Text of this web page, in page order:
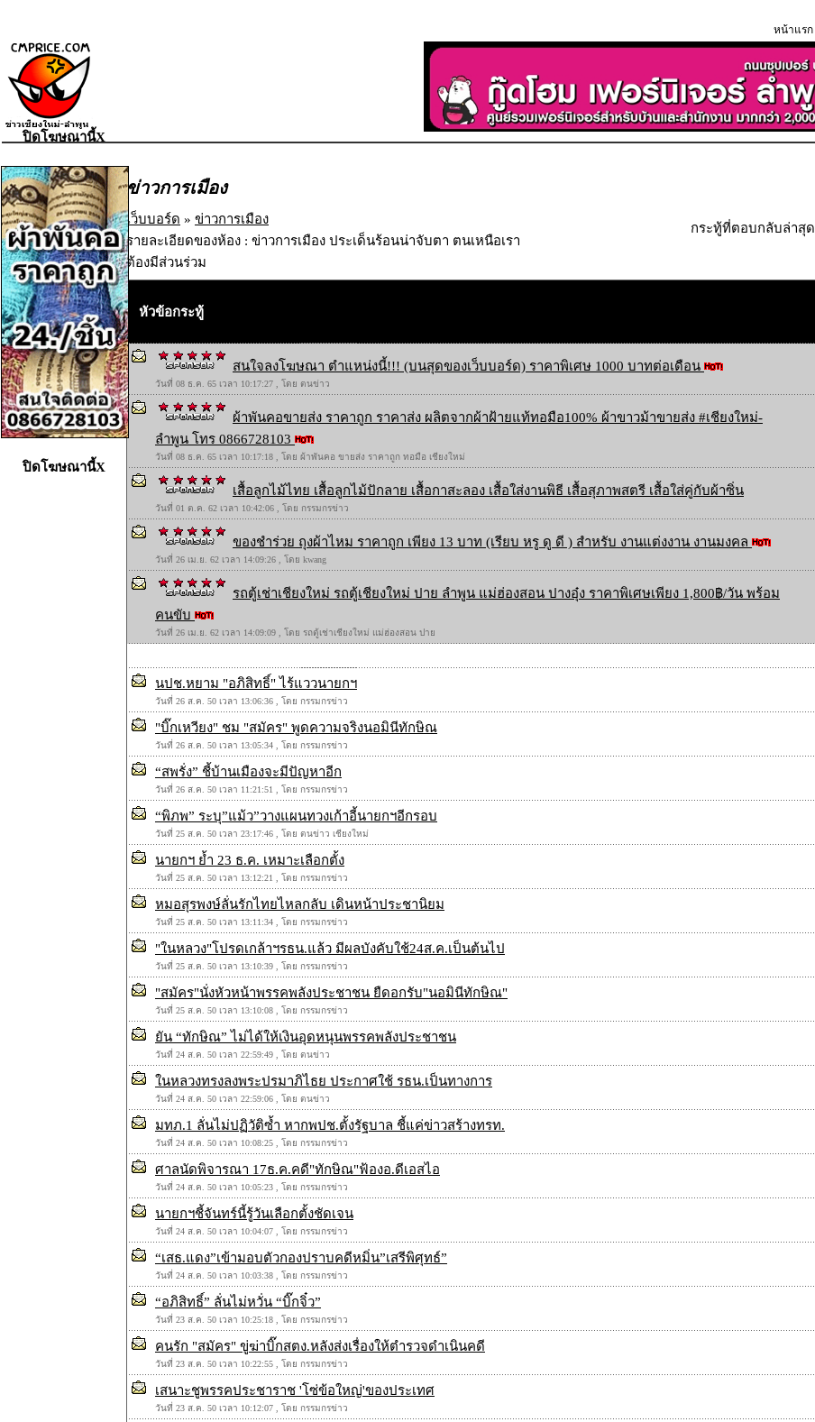
หน้าแรก
ข่าวการเมือง
เว็บบอร์ด » ข่าวการเมือง
รายละเอียดของห้อง : ข่าวการเมือง ประเด็นร้อนน่าจับตา ตนเหนือเรา
ต้องมีส่วนร่วม
กระทู้ที่ตอบกลับล่าสุด
หัวข้อกระทู้
สนใจลงโฆษณา ตำแหน่งนี้!!! (บนสุดของเว็บบอร์ด) ราคาพิเศษ 1000 บาทต่อเดือน
วันที่ 08 ธ.ค. 65 เวลา 10:17:27 , โดย ตนข่าว
ผ้าพันคอขายส่ง ราคาถูก ราคาส่ง ผลิตจากผ้าฝ้ายแท้ทอมือ100% ผ้าขาวม้าขายส่ง #เชียงใหม่-
ลำพูน โทร 0866728103
วันที่ 08 ธ.ค. 65 เวลา 10:17:18 , โดย ผ้าพันคอ ขายส่ง ราคาถูก ทอมือ เชียงใหม่
เสื้อลูกไม้ไทย เสื้อลูกไม้ปักลาย เสื้อกาสะลอง เสื้อใส่งานพิธี เสื้อสุภาพสตรี เสื้อใส่คู่กับผ้าซิ่น
วันที่ 01 ต.ค. 62 เวลา 10:42:06 , โดย กรรมกรข่าว
ของชำร่วย ถุงผ้าไหม ราคาถูก เพียง 13 บาท (เรียบ หรู ดู ดี ) สำหรับ งานแต่งงาน งานมงคล
วันที่ 26 เม.ย. 62 เวลา 14:09:26 , โดย kwang
รถตู้เช่าเชียงใหม่ รถตู้เชียงใหม่ ปาย ลำพูน แม่ฮ่องสอน ปางอุ๋ง ราคาพิเศษเพียง 1,800฿/วัน พร้อม
คนขับ
วันที่ 26 เม.ย. 62 เวลา 14:09:09 , โดย รถตู้เช่าเชียงใหม่ แม่ฮ่องสอน ปาย
นปช.หยาม "อภิสิทธิ์" ไร้แววนายกฯ
วันที่ 26 ส.ค. 50 เวลา 13:06:36 , โดย กรรมกรข่าว
"บิ๊กเหวียง" ชม "สมัคร" พูดความจริงนอมินีทักษิณ
วันที่ 26 ส.ค. 50 เวลา 13:05:34 , โดย กรรมกรข่าว
“สพรั่ง” ชี้บ้านเมืองจะมีปัญหาอีก
วันที่ 26 ส.ค. 50 เวลา 11:21:51 , โดย กรรมกรข่าว
“พิภพ” ระบุ”แม้ว”วางแผนทวงเก้าอี้นายกฯอีกรอบ
วันที่ 25 ส.ค. 50 เวลา 23:17:46 , โดย ตนข่าว เชียงใหม่
นายกฯ ย้ำ 23 ธ.ค. เหมาะเลือกตั้ง
วันที่ 25 ส.ค. 50 เวลา 13:12:21 , โดย กรรมกรข่าว
หมอสุรพงษ์ลั่นรักไทยไหลกลับ เดินหน้าประชานิยม
วันที่ 25 ส.ค. 50 เวลา 13:11:34 , โดย กรรมกรข่าว
"ในหลวง"โปรดเกล้าฯรธน.แล้ว มีผลบังคับใช้24ส.ค.เป็นต้นไป
วันที่ 25 ส.ค. 50 เวลา 13:10:39 , โดย กรรมกรข่าว
"สมัคร"นั่งหัวหน้าพรรคพลังประชาชน ยืดอกรับ"นอมินีทักษิณ"
วันที่ 25 ส.ค. 50 เวลา 13:10:08 , โดย กรรมกรข่าว
ยัน “ทักษิณ” ไม่ได้ให้เงินอุดหนุนพรรคพลังประชาชน
วันที่ 24 ส.ค. 50 เวลา 22:59:49 , โดย ตนข่าว
ในหลวงทรงลงพระปรมาภิไธย ประกาศใช้ รธน.เป็นทางการ
วันที่ 24 ส.ค. 50 เวลา 22:59:06 , โดย ตนข่าว
มทภ.1 ลั่นไม่ปฏิวัติซ้ำ หากพปช.ตั้งรัฐบาล ชี้แค่ข่าวสร้างทรท.
วันที่ 24 ส.ค. 50 เวลา 10:08:25 , โดย กรรมกรข่าว
ศาลนัดพิจารณา 17ธ.ค.คดี"ทักษิณ"ฟ้องอ.ดีเอสไอ
วันที่ 24 ส.ค. 50 เวลา 10:05:23 , โดย กรรมกรข่าว
นายกฯชี้จันทร์นี้รู้วันเลือกตั้งชัดเจน
วันที่ 24 ส.ค. 50 เวลา 10:04:07 , โดย กรรมกรข่าว
“เสธ.แดง”เข้ามอบตัวกองปราบคดีหมิ่น”เสรีพิศุทธ์”
วันที่ 24 ส.ค. 50 เวลา 10:03:38 , โดย กรรมกรข่าว
“อภิสิทธิ์” ลั่นไม่หวั่น “บิ๊กจิ๋ว”
วันที่ 23 ส.ค. 50 เวลา 10:25:18 , โดย กรรมกรข่าว
คนรัก "สมัคร" ขู่ฆ่าบิ๊กสตง.หลังส่งเรื่องให้ตำรวจดำเนินคดี
วันที่ 23 ส.ค. 50 เวลา 10:22:55 , โดย กรรมกรข่าว
เสนาะชูพรรคประชาราช 'โซ่ข้อใหญ่'ของประเทศ
วันที่ 23 ส.ค. 50 เวลา 10:12:07 , โดย กรรมกรข่าว
ปิดโฆษณานี้X
ปิดโฆษณานี้X